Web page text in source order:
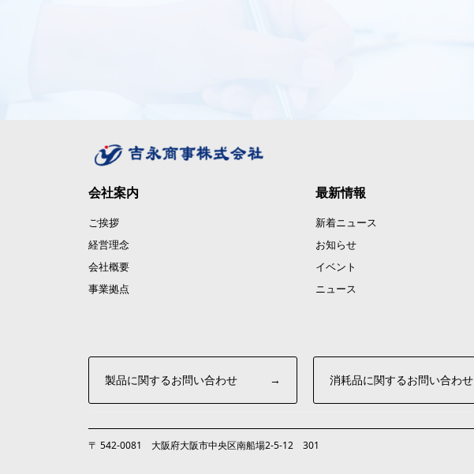
会社案内
ご挨拶
経営理念
会社概要
事業拠点
最新情報
新着ニュース
お知らせ
イベント
ニュース
製品に関するお問い合わせ → 消耗品に関するお問い合わせ
〒 542-0081 大阪府大阪市中央区南船場2-5-12 301